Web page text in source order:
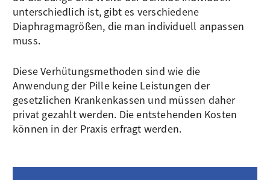
unterschiedlich ist, gibt es verschiedene
Diaphragmagrößen, die man individuell anpassen
muss.
Diese Verhütungsmethoden sind wie die
Anwendung der Pille keine Leistungen der
gesetzlichen Krankenkassen und müssen daher
privat gezahlt werden. Die entstehenden Kosten
können in der Praxis erfragt werden.